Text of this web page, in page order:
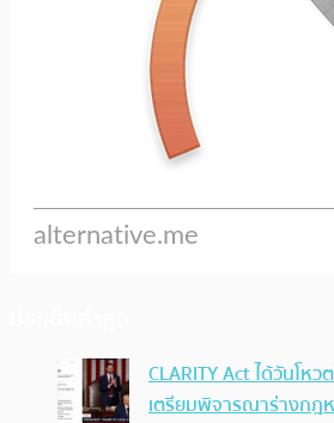
CLARITY Act ได้วันโห
เตรียมพิจารณาร่างกฎ